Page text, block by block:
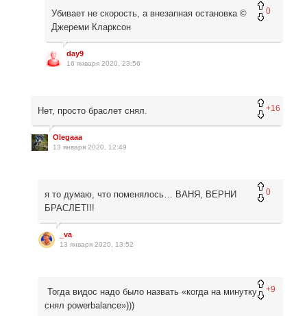
0
Убивает не скорость, а внезапная остановка ©
Джереми Кларксон
day9
16 января 2020, 23:56
+16
Нет, просто браслет снял.
Olegaaa
13 января 2020, 12:49
0
я то думаю, что поменялось… ВАНЯ, ВЕРНИ
БРАСЛЕТ!!!
_va
13 января 2020, 13:52
+9
Тогда видос надо было назвать «когда на минутку
снял powerbalance»)))